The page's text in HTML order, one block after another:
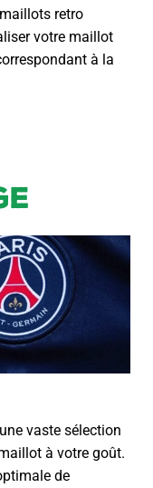
retro
votre maillot
à la
vaste sélection
à votre goût.
de